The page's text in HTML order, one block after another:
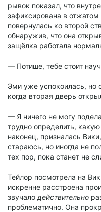
рывок показал, что
зафиксирована в
повернулась ко второй
обнаружив, что она
защёлка работала
— Потише, тебе стоит
Эми уже успокоилась, но
когда вторая дверь
— Я ничего не могу
трудно определить,
наконец, призналась
стараюсь, но иногда не
тех пор, пока станет не
Тейлор посмотрела на
искренне расстроена
звучало действительно
проблематично. Она